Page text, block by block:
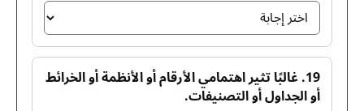
19. غالبًا تثير اهتمامي الأرقام أو الأنظمة أو الخرائط
أو الجداول أو التصنيفات.